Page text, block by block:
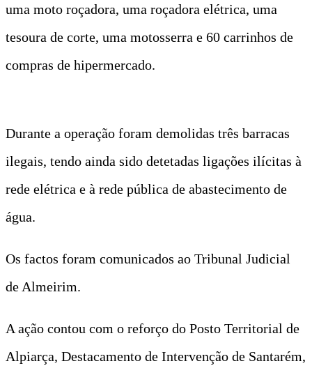
uma moto roçadora, uma roçadora elétrica, uma
tesoura de corte, uma motosserra e 60 carrinhos de
compras de hipermercado.
Durante a operação foram demolidas três barracas
ilegais, tendo ainda sido detetadas ligações ilícitas à
rede elétrica e à rede pública de abastecimento de
água.
Os factos foram comunicados ao Tribunal Judicial
de Almeirim.
A ação contou com o reforço do Posto Territorial de
Alpiarça, Destacamento de Intervenção de Santarém,